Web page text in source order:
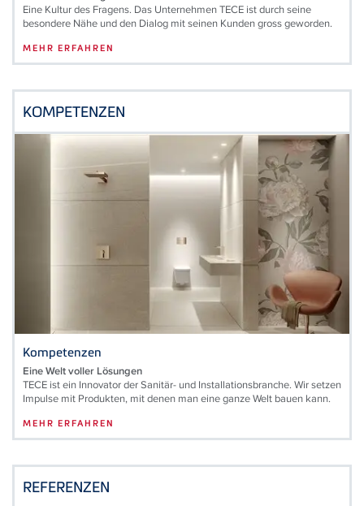
Eine Kultur des Fragens. Das UnternehmenTECE ist durch seine
besondere Nähe und den Dialog mit seinen Kunden gross geworden.
MEHR ERFAHREN
KOMPETENZEN
Kompetenzen
Eine Welt voller Lösungen
TECE ist ein Innovator der Sanitär- und Installationsbranche. Wir setzen
Impulse mit Produkten, mit denen man eine ganze Welt bauen kann.
MEHR ERFAHREN
REFERENZEN